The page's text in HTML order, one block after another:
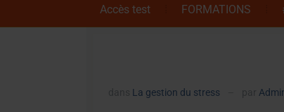
Accès test FORMATIONS
La gestion du stress